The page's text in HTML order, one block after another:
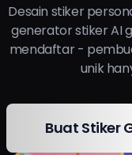
Desain stiker
generator stiker AI
mendaftar -
unik
Buat Stiker